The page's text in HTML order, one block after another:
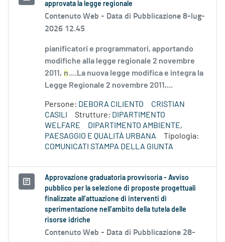
approvata la legge regionale
Contenuto Web - Data di Pubblicazione 8-lug-
2026 12.45
pianificatori e programmatori, apportando
modifiche alla legge regionale 2 novembre
2011, n....La nuova legge modifica e integra la
Legge Regionale 2 novembre 2011,...
Persone: DEBORA CILIENTO
CRISTIAN
CASILI
Strutture: DIPARTIMENTO
WELFARE
DIPARTIMENTO AMBIENTE,
PAESAGGIO E QUALITÀ URBANA
Tipologia:
COMUNICATI STAMPA DELLA GIUNTA
Approvazione graduatoria provvisoria - Avviso
pubblico per la selezione di proposte progettuali
finalizzate all’attuazione di interventi di
sperimentazione nell’ambito della tutela delle
risorse idriche
Contenuto Web - Data di Pubblicazione 28-